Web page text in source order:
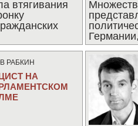
втягивания
РАБКИН
НА